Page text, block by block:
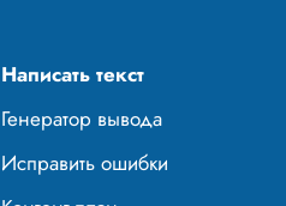
Написать текст
Генератор вывода
Исправить ошибки